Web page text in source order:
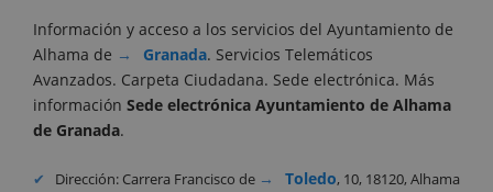
Información y acceso a los servicios del Ayuntamiento de
Alhama de
Granada. Servicios Telemáticos
Avanzados. Carpeta Ciudadana. Sede electrónica. Más
información Sede electrónica Ayuntamiento de Alhama
de Granada.
Dirección: Carrera Francisco de Toledo, 10, 18120, Alhama